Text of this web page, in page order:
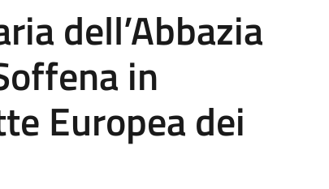
dell’Abbazia
in
Europea dei